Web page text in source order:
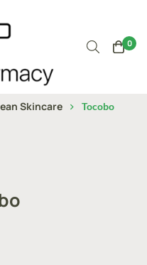
0
Skincare Tocobo